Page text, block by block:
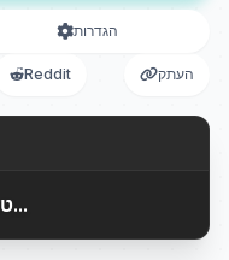
הגדרות
Reddit העתק
טעינת כתוביות...